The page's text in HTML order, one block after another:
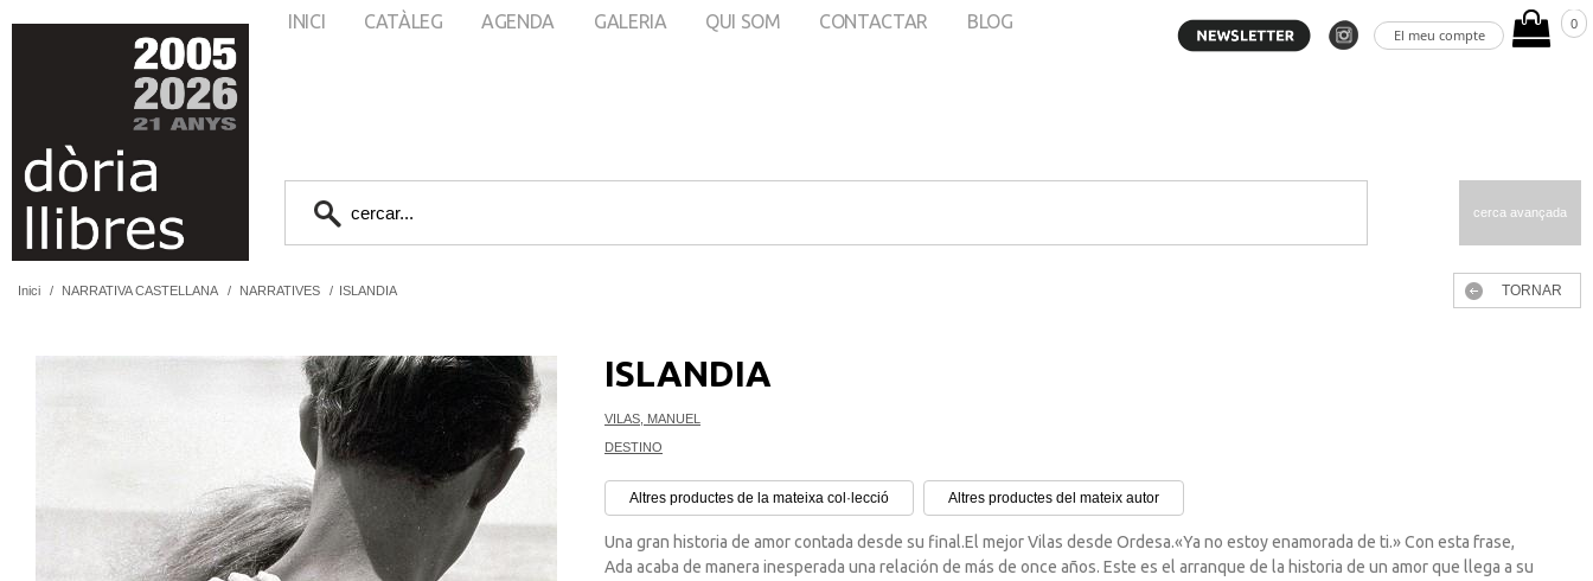
El meu compte
0
INICI CATÀLEG AGENDA GALERIA QUI SOM CONTACTAR BLOG
cerca avançada
Inici / NARRATIVA CASTELLANA / NARRATIVES / ISLANDIA TORNAR
ISLANDIA
VILAS, MANUEL
DESTINO
Altres productes de la mateixa col·lecció Altres productes del mateix autor
Una gran historia de amor contada desde su final.El mejor Vilas desde Ordesa.«Ya no estoy enamorada de ti.» Con esta frase,
Ada acaba de manera inesperada una relación de más de once años. Este es el arranque de la historia de un amor que llega a su